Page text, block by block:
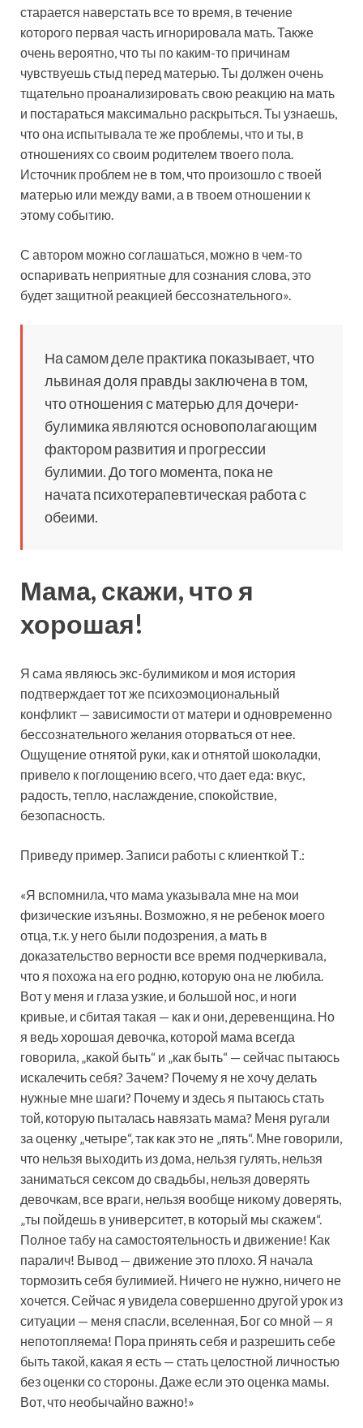
старается наверстать все то время, в течение
которого первая часть игнорировала мать. Также
очень вероятно, что ты по каким-то причинам
чувствуешь стыд перед матерью. Ты должен очень
тщательно проанализировать свою реакцию на мать
и постараться максимально раскрыться. Ты узнаешь,
что она испытывала те же проблемы, что и ты, в
отношениях со своим родителем твоего пола.
Источник проблем не в том, что произошло с твоей
матерью или между вами, а в твоем отношении к
этому событию.
С автором можно соглашаться, можно в чем-то
оспаривать неприятные для сознания слова, это
будет защитной реакцией бессознательного».
На самом деле практика показывает, что
львиная доля правды заключена в том,
что отношения с матерью для дочери-
булимика являются основополагающим
фактором развития и прогрессии
булимии. До того момента, пока не
начата психотерапевтическая работа с
обеими.
Мама, скажи, что я
хорошая!
Я сама являюсь экс-булимиком и моя история
подтверждает тот же психоэмоциональный
конфликт — зависимости от матери и одновременно
бессознательного желания оторваться от нее.
Ощущение отнятой руки, как и отнятой шоколадки,
привело к поглощению всего, что дает еда: вкус,
радость, тепло, наслаждение, спокойствие,
безопасность.
Приведу пример. Записи работы с клиенткой Т.:
«Я вспомнила, что мама указывала мне на мои
физические изъяны. Возможно, я не ребенок моего
отца, т.к. у него были подозрения, а мать в
доказательство верности все время подчеркивала,
что я похожа на его родню, которую она не любила.
Вот у меня и глаза узкие, и большой нос, и ноги
кривые, и сбитая такая — как и они, деревенщина. Но
я ведь хорошая девочка, которой мама всегда
говорила, „какой быть“ и „как быть“ — сейчас пытаюсь
искалечить себя? Зачем? Почему я не хочу делать
нужные мне шаги? Почему и здесь я пытаюсь стать
той, которую пыталась навязать мама? Меня ругали
за оценку „четыре“, так как это не „пять“. Мне говорили,
что нельзя выходить из дома, нельзя гулять, нельзя
заниматься сексом до свадьбы, нельзя доверять
девочкам, все враги, нельзя вообще никому доверять,
„ты пойдешь в университет, в который мы скажем“.
Полное табу на самостоятельность и движение! Как
паралич! Вывод — движение это плохо. Я начала
тормозить себя булимией. Ничего не нужно, ничего не
хочется. Сейчас я увидела совершенно другой урок из
ситуации — меня спасли, вселенная, Бог со мной — я
непотопляема! Пора принять себя и разрешить себе
быть такой, какая я есть — стать целостной личностью
без оценки со стороны. Даже если это оценка мамы.
Вот, что необычайно важно!»